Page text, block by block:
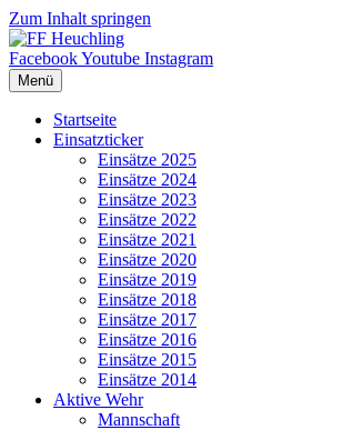
Zum Inhalt springen
FacebookYoutube Instagram
Menü
Startseite
Einsatzticker
Einsätze 2025
Einsätze 2024
Einsätze 2023
Einsätze 2022
Einsätze 2021
Einsätze 2020
Einsätze 2019
Einsätze 2018
Einsätze 2017
Einsätze 2016
Einsätze 2015
Einsätze 2014
Aktive Wehr
Mannschaft